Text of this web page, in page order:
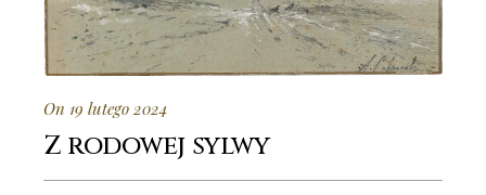
On 19 lutego 2024
Z rodowej sylwy